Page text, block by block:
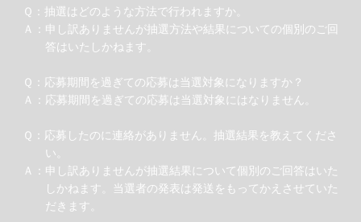
Ｑ：抽選はどのような方法で行われますか。
Ａ：申し訳ありませんが抽選方法や結果についての個別のご回
答はいたしかねます。
Ｑ：応募期間を過ぎての応募は当選対象になりますか？
Ａ：応募期間を過ぎての応募は当選対象にはなりません。
Ｑ：応募したのに連絡がありません。抽選結果を教えてくださ
い。
Ａ：申し訳ありませんが抽選結果について個別のご回答はいた
しかねます。当選者の発表は発送をもってかえさせていた
だきます。